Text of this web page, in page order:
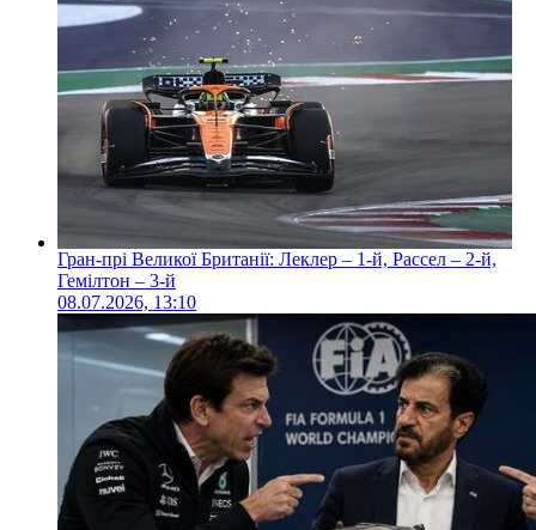
Гран-прі Великої Британії: Леклер – 1-й, Рассел – 2-й,
Гемілтон – 3-й
08.07.2026, 13:10